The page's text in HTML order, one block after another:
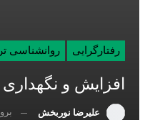
رفتارگرایی روانشناسی
افزایش و نگهداری
علیرضا نوربخش